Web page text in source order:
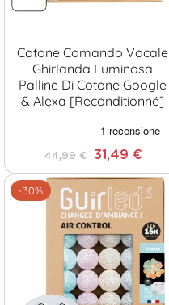
Cotone Comando Vocale
Ghirlanda Luminosa
Palline Di Cotone Google
& Alexa [Reconditionné]
44,99 € 31,49 €
-30%